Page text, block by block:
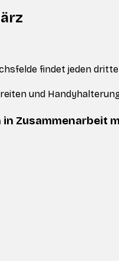
findet jeden
und
Zusammenarbeit